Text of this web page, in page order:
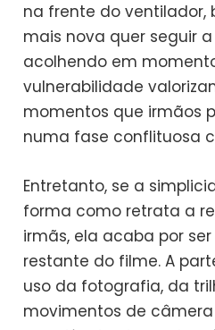
na frente do ventilador,
mais nova quer seguir
acolhendo em
vulnerabilidade
momentos que irmãos
numa fase conflituosa
Entretanto, se a
forma como retrata a
irmãs, ela acaba por
restante do filme. A
uso da fotografia, da
movimentos de